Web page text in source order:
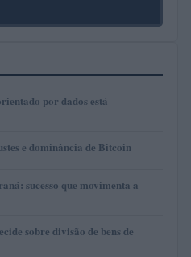
por dados está
e dominância de Bitcoin
sucesso que movimenta a
sobre divisão de bens de